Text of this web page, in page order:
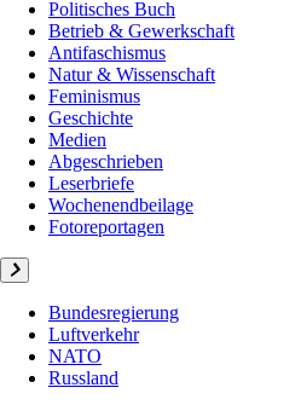
Politisches Buch
Betrieb & Gewerkschaft
Antifaschismus
Natur & Wissenschaft
Feminismus
Geschichte
Medien
Abgeschrieben
Leserbriefe
Wochenendbeilage
Fotoreportagen
Bundesregierung
Luftverkehr
NATO
Russland